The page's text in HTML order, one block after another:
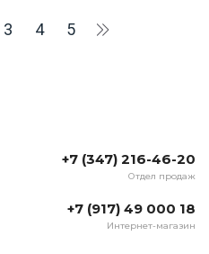
3 4 5
+7 (347) 216-46-20
Отдел продаж
+7 (917) 49 000 18
Интернет-магазин